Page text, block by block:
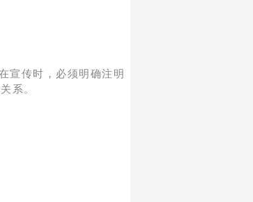
宣传时，必须明确注明
系。